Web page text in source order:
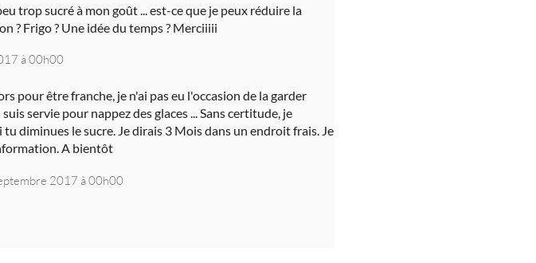
trop sucré à mon goût ... est-ce que je peux réduire la
? Frigo ? Une idée du temps ? Merciiiii
à 00h00
pour être franche, je n'ai pas eu l'occasion de la garder
servie pour nappez des glaces ... Sans certitude, je
diminues le sucre. Je dirais 3 Mois dans un endroit frais. Je
A bientôt
2017 à 00h00